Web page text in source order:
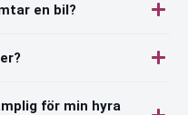
en bil?
för min hyra